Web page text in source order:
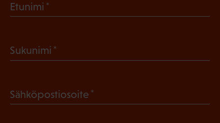
Etunimi
l
Sukunimi
P
k
Sähköpostiosoite